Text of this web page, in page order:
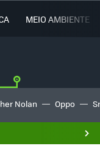
MEIO AMBIENTE
Nolan Oppo